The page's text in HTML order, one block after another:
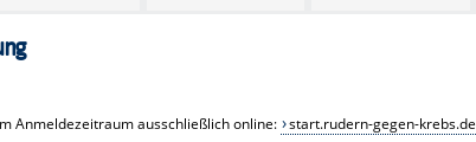
Anmeldezeitraum ausschließlich online: start.rudern-gegen-krebs.de